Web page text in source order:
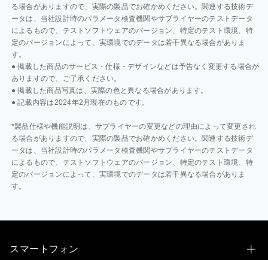
る場合がありますので、実際の製品でお確かめください。関連する技術デ
ータは、当社設計時のパラメータ検査機関やサプライヤーのテストデータ
によるもので、テストソフトウェアのバージョン、特定のテスト環境、特
定のバージョンによって、実環境でのデータは若干異なる場合がありま
す。
● 掲載した商品のサービス・仕様・デザインなどは予告なく変更する場合が
ありますので、ご了承ください。
● 掲載した商品写真は、実際の色と異なる場合があります。
● 記載内容は2024年2月現在のものです。
*製品仕様や機能説明は、サプライヤーの変更などの理由によって変更され
る場合がありますので、実際の製品でお確かめください。関連する技術デ
ータは、当社設計時のパラメータ検査機関やサプライヤーのテストデータ
によるもので、テストソフトウェアのバージョン、特定のテスト環境、特
定のバージョンによって、実環境でのデータは若干異なる場合がありま
す。
スマートフォン